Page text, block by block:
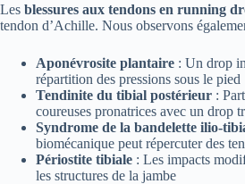
Les blessures aux tendons en running
tendon d’Achille. Nous observons
Aponévrosite plantaire : Un drop
répartition des pressions sous le pied
Tendinite du tibial postérieur :
coureuses pronatrices avec un drop
Syndrome de la bandelette ilio-
biomécanique peut répercuter des
Périostite tibiale : Les impacts
les structures de la jambe